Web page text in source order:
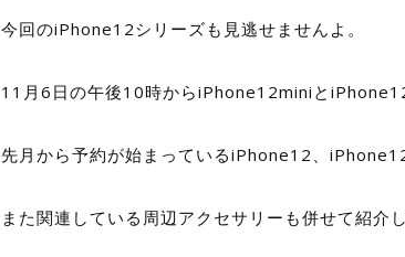
今回のiPhone12シリーズも見逃せませんよ。
11月6日の午後10時からiPhone12miniと
先月から予約が始まっているiPhone12、
また関連している周辺アクセサリーも併せて紹介